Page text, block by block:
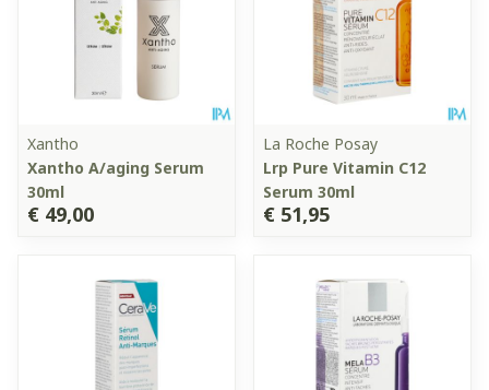
Xantho
Xantho A/aging Serum
30ml
€ 49,00
La Roche Posay
Lrp Pure Vitamin C12
Serum 30ml
€ 51,95